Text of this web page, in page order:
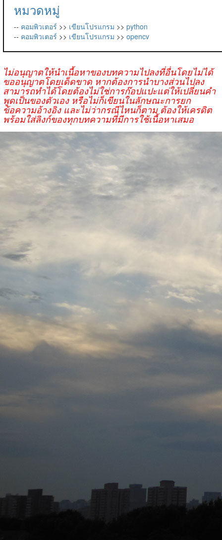
หมวดหมู่
-- คอมพิวเตอร์ >> เขียนโปรแกรม >> python
-- คอมพิวเตอร์ >> เขียนโปรแกรม >> opencv
ไม่อนุญาตให้นำเนื้อหาของบทความไปลงที่อื่นโดยไม่ได้
ขออนุญาตโดยเด็ดขาด หากต้องการนำบางส่วนไปลง
สามารถทำได้โดยต้องไม่ใช่การก๊อปแปะแต่ให้เปลี่ยนคำ
พูดเป็นของตัวเอง หรือไม่ก็เขียนในลักษณะการยก
ข้อความอ้างอิง และไม่ว่ากรณีไหนก็ตาม ต้องให้เครดิต
พร้อมใส่ลิงก์ของทุกบทความที่มีการใช้เนื้อหาเสมอ